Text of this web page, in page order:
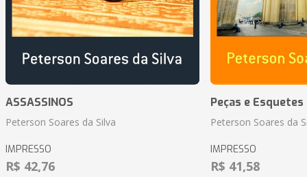
ASSASSINOS
Peterson Soares da Silva
IMPRESSO
R$ 42,76
Peças e
Peterson Soares da
IMPRESSO
R$ 41,58